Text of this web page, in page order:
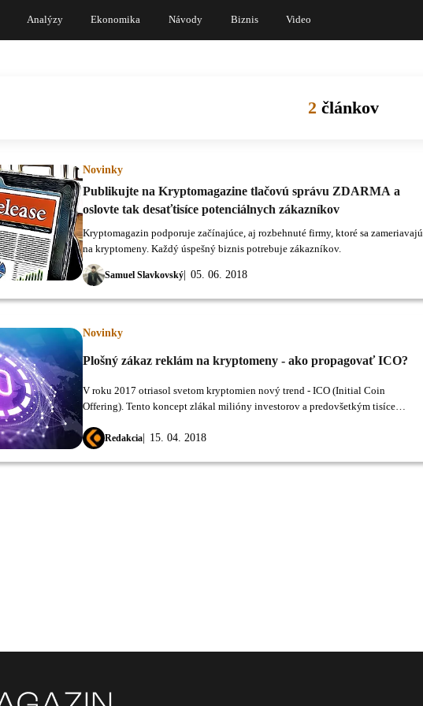
Analýzy Ekonomika Návody Biznis Video
2 článkov
Novinky
Publikujte na Kryptomagazine tlačovú správu ZDARMA a
oslovte tak desaťtisíce potenciálnych zákazníkov
Samuel Slavkovský 05. 06. 2018
Kryptomagazin podporuje začínajúce, aj rozbehnuté firmy, ktoré sa zameriavajú
na kryptomeny. Každý úspešný biznis potrebuje zákazníkov.
Novinky
Plošný zákaz reklám na kryptomeny - ako propagovať ICO?
Redakcia 15. 04. 2018
V roku 2017 otriasol svetom kryptomien nový trend - ICO (Initial Coin
Offering). Tento koncept zlákal milióny investorov a predovšetkým tisíce